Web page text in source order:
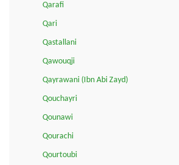
Qarafi
Qari
Qastallani
Qawouqji
Qayrawani (Ibn Abi Zayd)
Qouchayri
Qounawi
Qourachi
Qourtoubi